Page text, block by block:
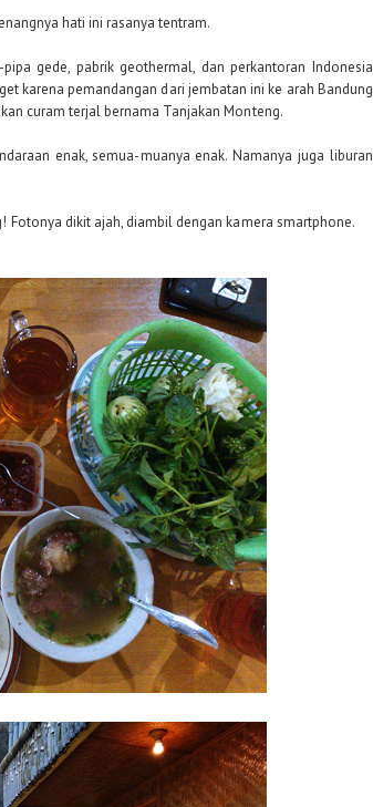
hati ini rasanya tentram.
gede, pabrik geothermal, dan perkantoran Indonesia
karena pemandangan dari jembatan ini ke arah Bandung
curam terjal bernama Tanjakan Monteng.
enak, semua-muanya enak. Namanya juga liburan
Fotonya dikit ajah, diambil dengan kamera smartphone.